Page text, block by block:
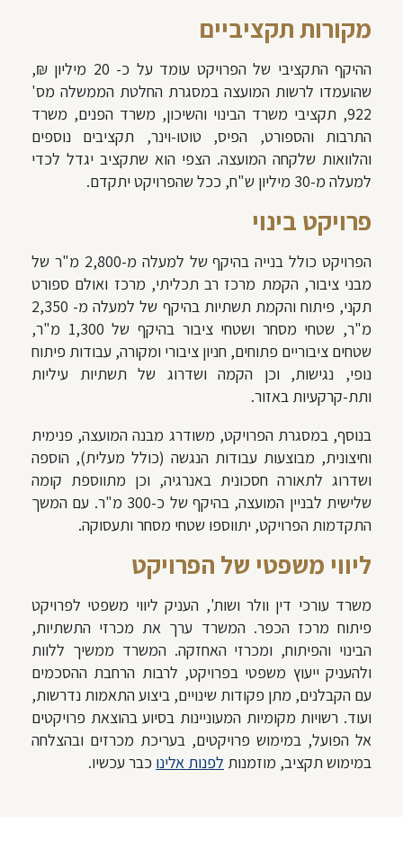
מקורות תקציביים
ההיקף התקציבי של הפרויקט עומד על כ- 20 מיליון ₪,
שהועמדו לרשות המועצה במסגרת החלטת הממשלה מס'
922, תקציבי משרד הבינוי והשיכון, משרד הפנים, משרד
התרבות והספורט, הפיס, טוטו-וינר, תקציבים נוספים
והלוואות שלקחה המועצה. הצפי הוא שתקציב יגדל לכדי
למעלה מ-30 מיליון ש"ח, ככל שהפרויקט יתקדם.
פרויקט בינוי
הפרויקט כולל בנייה בהיקף של למעלה מ-2,800 מ"ר של
מבני ציבור, הקמת מרכז רב תכליתי, מרכז ואולם ספורט
תקני, פיתוח והקמת תשתיות בהיקף של למעלה מ- 2,350
מ"ר, שטחי מסחר ושטחי ציבור בהיקף של 1,300 מ"ר,
שטחים ציבוריים פתוחים, חניון ציבורי ומקורה, עבודות פיתוח
נופי, נגישות, וכן הקמה ושדרוג של תשתיות עיליות
ותת-קרקעיות באזור.
בנוסף, במסגרת הפרויקט, משודרג מבנה המועצה, פנימית
וחיצונית, מבוצעות עבודות הנגשה (כולל מעלית), הוספה
ושדרוג לתאורה חסכונית באנרגיה, וכן מתווספת קומה
שלישית לבניין המועצה, בהיקף של כ-300 מ"ר. עם המשך
התקדמות הפרויקט, יתווספו שטחי מסחר ותעסוקה.
ליווי משפטי של הפרויקט
משרד עורכי דין וולר ושות', העניק ליווי משפטי לפרויקט
פיתוח מרכז הכפר. המשרד ערך את מכרזי התשתיות,
הבינוי והפיתוח, ומכרזי האחזקה. המשרד ממשיך ללוות
ולהעניק ייעוץ משפטי בפרויקט, לרבות הרחבת ההסכמים
עם הקבלנים, מתן פקודות שינויים, ביצוע התאמות נדרשות,
ועוד. רשויות מקומיות המעוניינות בסיוע בהוצאת פרויקטים
אל הפועל, במימוש פרויקטים, בעריכת מכרזים ובהצלחה
במימוש תקציב, מוזמנות לפנות אלינו כבר עכשיו.